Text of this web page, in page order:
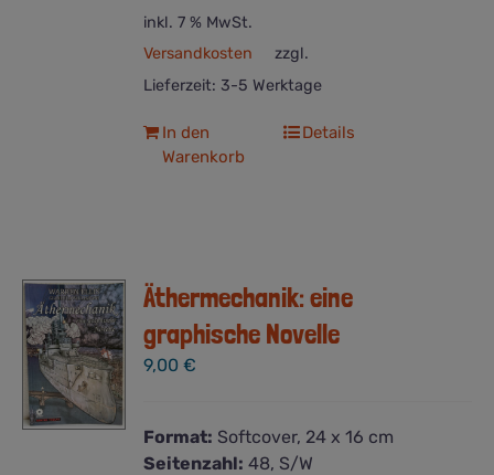
inkl. 7 % MwSt.
zzgl.
Versandkosten
Lieferzeit: 3-5 Werktage
In den
Warenkorb
Details
Äthermechanik: eine
graphische Novelle
9,00€
Format: Softcover, 24 x 16 cm
Seitenzahl: 48, S/W